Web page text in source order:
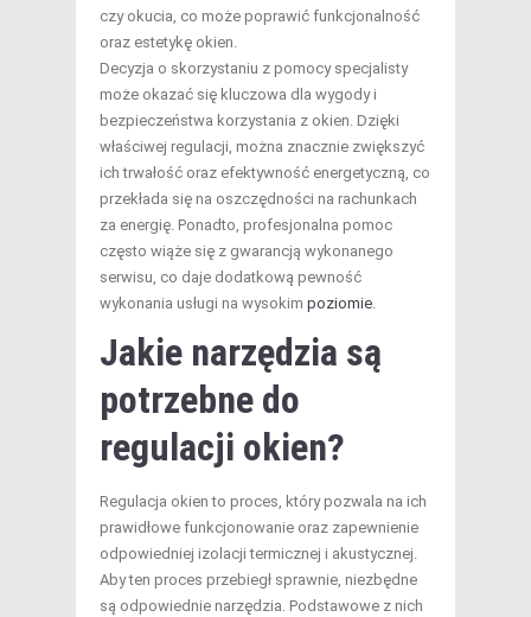
czy okucia, co może poprawić funkcjonalność
oraz estetykę okien.
Decyzja o skorzystaniu z pomocy specjalisty
może okazać się kluczowa dla wygody i
bezpieczeństwa korzystania z okien. Dzięki
właściwej regulacji, można znacznie zwiększyć
ich trwałość oraz efektywność energetyczną, co
przekłada się na oszczędności na rachunkach
za energię. Ponadto, profesjonalna pomoc
często wiąże się z gwarancją wykonanego
serwisu, co daje dodatkową pewność
wykonania usługi na wysokim poziomie
Jakie narzędzia są
potrzebne do
regulacji okien?
Regulacja okien to proces, który pozwala na ich
prawidłowe funkcjonowanie oraz zapewnienie
odpowiedniej izolacji termicznej i akustycznej.
Aby ten proces przebiegł sprawnie, niezbędne
są odpowiednie narzędzia. Podstawowe z nich